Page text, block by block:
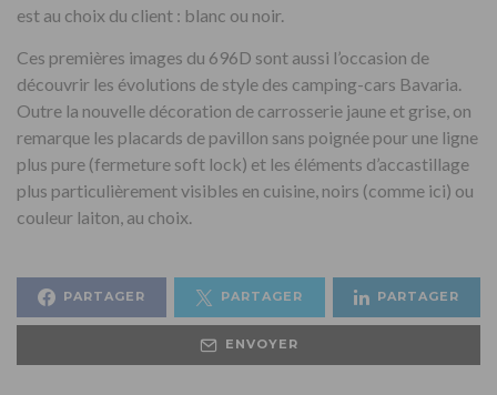
est au choix du client : blanc ou noir.
Ces premières images du 696D sont aussi l’occasion de
découvrir les évolutions de style des camping-cars Bavaria.
Outre la nouvelle décoration de carrosserie jaune et grise, on
remarque les placards de pavillon sans poignée pour une ligne
plus pure (fermeture soft lock) et les éléments d’accastillage
plus particulièrement visibles en cuisine, noirs (comme ici) ou
couleur laiton, au choix.
PARTAGER PARTAGER PARTAGER
ENVOYER